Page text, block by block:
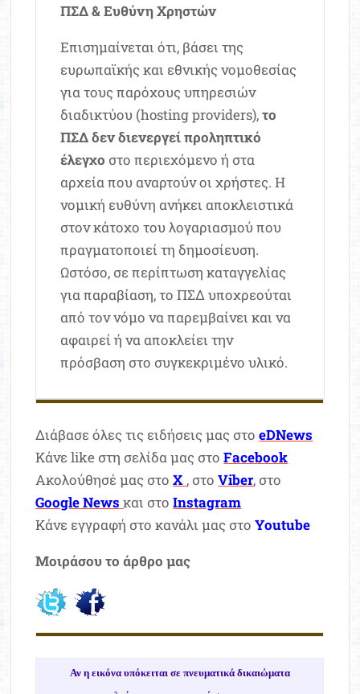
ΠΣΔ & Ευθύνη Χρηστών
Επισημαίνεται ότι, βάσει της
ευρωπαϊκής και εθνικής νομοθεσίας
για τους παρόχους υπηρεσιών
διαδικτύου (hosting providers),το
ΠΣΔ δεν διενεργεί προληπτικό
έλεγχο στο περιεχόμενο ή στα
αρχεία που αναρτούν οι χρήστες. Η
νομική ευθύνη ανήκει αποκλειστικά
στον κάτοχο του λογαριασμού που
πραγματοποιεί τη δημοσίευση.
Ωστόσο, σε περίπτωση καταγγελίας
για παραβίαση, το ΠΣΔ υποχρεούται
από τον νόμο να παρεμβαίνει και να
αφαιρεί ή να αποκλείει την
πρόσβαση στο συγκεκριμένο υλικό.
Διάβασε όλες τις ειδήσεις μας στοeDNews
Κάνε like στη σελίδα μας στοFacebook
Ακολούθησέ μας στοX , στοViber, στο
Google News και στοInstagram
Κάνε εγγραφή στο κανάλι μας στοYoutube
Μοιράσου το άρθρο μας
Αν η εικόνα υπόκειται σε πνευματικά δικαιώματα